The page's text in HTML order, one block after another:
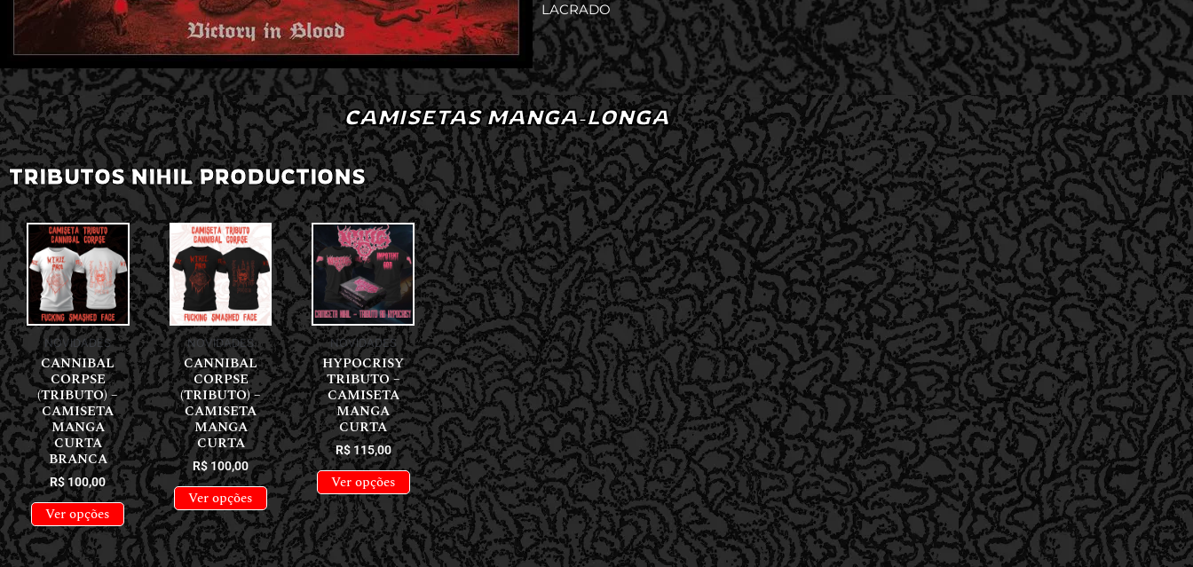
LACRADO
CAMISETAS MANGA-LONGA
TRIBUTOS NIHIL PRODUCTIONS
NOVIDADES
CANNIBAL
CORPSE
(TRIBUTO) –
CAMISETA
MANGA
CURTA
BRANCA
R$100,00
Ver opções
NOVIDADES
CANNIBAL
CORPSE
(TRIBUTO) –
CAMISETA
MANGA
CURTA
R$100,00
Ver opções
NOVIDADES
HYPOCRISY
TRIBUTO –
CAMISETA
MANGA
CURTA
R$115,00
Ver opções